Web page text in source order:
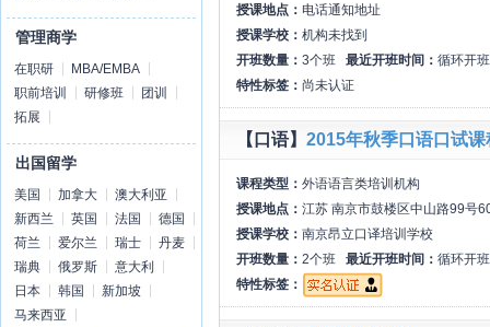
管理商学
在职研
MBA/EMBA
职前培训
研修班
团训
拓展
出国留学
美国 加拿大
澳大利亚
新西兰
英国 法国
德国
荷兰
爱尔兰 瑞士
丹麦
瑞典
俄罗斯
意大利
日本
韩国
新加坡
马来西亚
授课地点： 电话通知地址
授课学校： 机构未找到
开班数量： 3个班 最近开班时间： 循环开班
特性标签： 尚未认证
【口语】 2015年秋季口语口试课
课程类型： 外语语言类培训机构
授课地点： 江苏 南京市鼓楼区中山路99号
授课学校： 南京昂立口译培训学校
开班数量： 2个班 最近开班时间： 循环开班
特性标签：